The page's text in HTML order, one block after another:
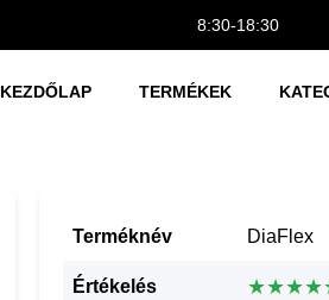
8:30-18:30
KEZDŐLAP TERMÉKEK
Terméknév DiaFlex
Értékelés